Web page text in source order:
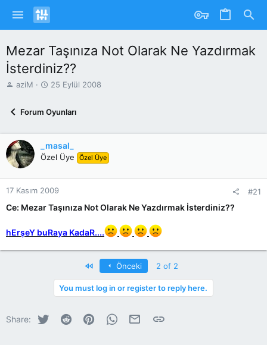
Mezar Taşınıza Not Olarak Ne Yazdırmak
İsterdiniz??
K
b
a
ş
l
a
a
aziM
B
l
g
ı
T
a
i
i
25 Eylül 2008
Forum Oyunları
_masal_
Özel Üye Özel Üye
17 Kasım 2009 #21
Ce: Mezar Taşınıza Not Olarak Ne Yazdırmak İsterdiniz??
hErşeY buRaya KadaR....
First Önceki 2 of 2
You must log in or register to reply here.
Share: Twitter Reddit PinterestWhatsApp
E-postaLink